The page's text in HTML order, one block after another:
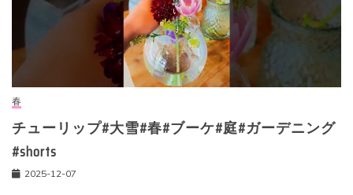
春
チューリップ#大雪#春#ブーケ#庭#ガーデニング
#shorts
2025-12-07